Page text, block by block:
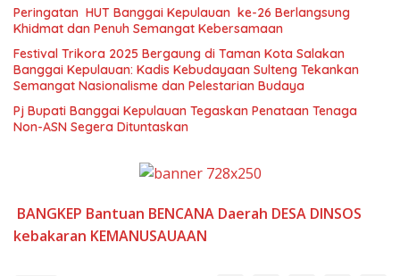
Peringatan HUT Banggai Kepulauan ke-26 Berlangsung
Khidmat dan Penuh Semangat Kebersamaan
Festival Trikora 2025 Bergaung di Taman Kota Salakan
Banggai Kepulauan: Kadis Kebudayaan Sulteng Tekankan
Semangat Nasionalisme dan Pelestarian Budaya
Pj Bupati Banggai Kepulauan Tegaskan Penataan Tenaga
Non-ASN Segera Dituntaskan
BANGKEP Bantuan BENCANA Daerah DESA DINSOS
kebakaran KEMANUSAUAAN